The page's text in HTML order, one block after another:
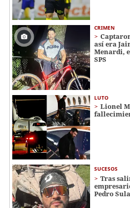
CRIMEN
así era
Menardi​​​,
SPS
LUTO
Lionel
SUCESOS
Tras
Pedro Sula